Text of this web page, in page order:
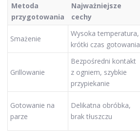
Metoda
przygotowania
Najważniejsze
cechy
Smażenie
Wysoka temperatura,
krótki czas gotowania
Grillowanie
Bezpośredni kontakt
z ogniem, szybkie
przypiekanie
Gotowanie na
parze
Delikatna obróbka,
brak tłuszczu